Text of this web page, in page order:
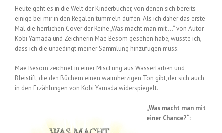
Heute geht es in die Welt der Kinderbücher, von denen sich bereits
einige bei mir in den Regalen tummeln dürfen. Als ich daher das erste
Mal die herrlichen Cover der Reihe „Was macht man mit …“ von Autor
Kobi Yamada und Zeichnerin Mae Besom gesehen habe, wusste ich,
dass ich die unbedingt meiner Sammlung hinzufügen muss.
Mae Besom zeichnet in einer Mischung aus Wasserfarben und
Bleistift, die den Büchern einen warmherzigen Ton gibt, der sich auch
in den Erzählungen von Kobi Yamada widerspiegelt.
„Was macht man mit
einer Chance?“: